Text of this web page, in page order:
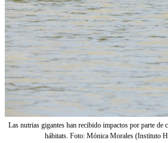
Las nutrias gigantes han recibido impactos por parte de
hábitats. Foto: Mónica Morales (Instituto